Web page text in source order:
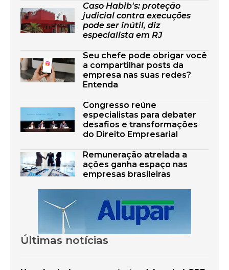
Caso Habib's: proteção
judicial contra execuções
pode ser inútil, diz
especialista em RJ
Seu chefe pode obrigar você
a compartilhar posts da
empresa nas suas redes?
Entenda
Congresso reúne
especialistas para debater
desafios e transformações
do Direito Empresarial
Remuneração atrelada a
ações ganha espaço nas
empresas brasileiras
Últimas notícias